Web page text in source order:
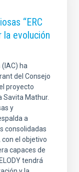
“ERC
la evolución
ha
del Consejo
proyecto
Savita Mathur.
y
a
consolidadas
el objetivo
capaces de
tendrá